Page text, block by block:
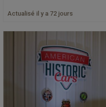
Actualisé il y a 72 jours